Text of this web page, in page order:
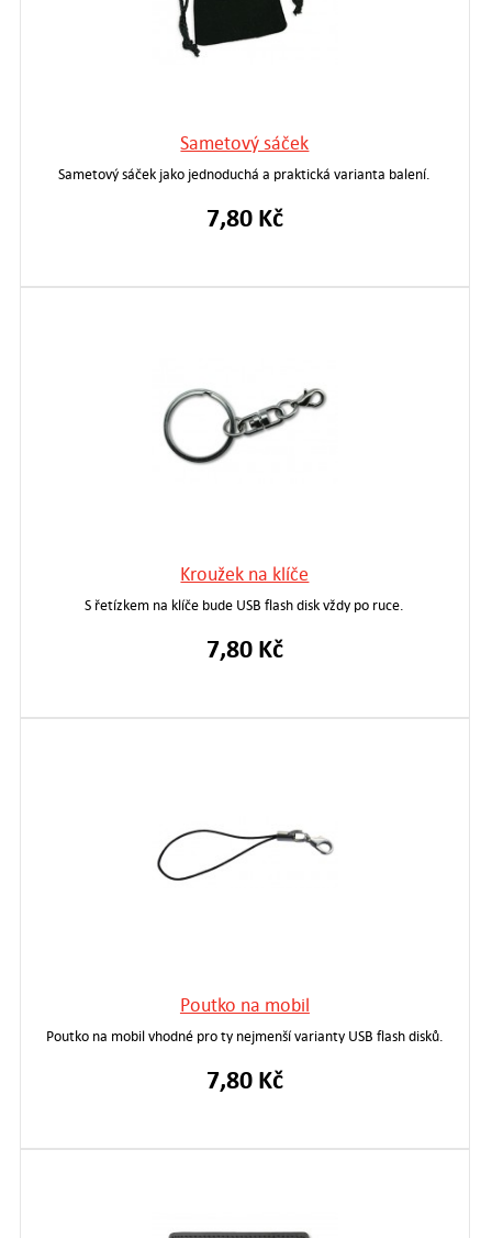
Sametový sáček
Sametový sáček jako jednoduchá a praktická varianta balení.
7,80 Kč
Kroužek na klíče
S řetízkem na klíče bude USB flash disk vždy po ruce.
7,80 Kč
Poutko na mobil
Poutko na mobil vhodné pro ty nejmenší varianty USB flash disků.
7,80 Kč